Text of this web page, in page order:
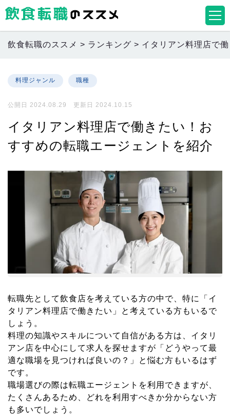
飲食転職のススメ > ランキング > イタリアン料理店で
料理ジャンル 職種
公開日 2024.08.29 更新日 2024.10.15
イタリアン料理店で働きたい！お
すすめの転職エージェントを紹介
転職先として飲食店を考えている方の中で、特に「イ
タリアン料理店で働きたい」と考えている方もいるで
しょう。
料理の知識やスキルについて自信がある方は、イタリ
アン店を中心にして求人を探せますが「どうやって最
適な職場を見つければ良いの？」と悩む方もいるはず
です。
職場選びの際は転職エージェントを利用できますが、
たくさんあるため、どれを利用すべきか分からない方
も多いでしょう。